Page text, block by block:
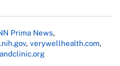
Prima News,
, verywellhealth.com,